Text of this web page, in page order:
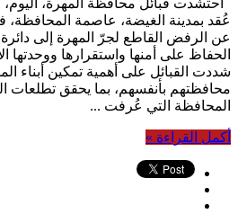
عُقد بمدينة الغيضة، عاصمة
عن الرفض القاطع لجرّ المهرة إلى دائرة
الحفاظ على أمنها واستقرارها ووحدتها
شددت القبائل على أهمية تمكين أبناء
محافظتهم بأنفسهم، بما يحقق
المحافظة التي عُرفت ...
أكمل القراءة »